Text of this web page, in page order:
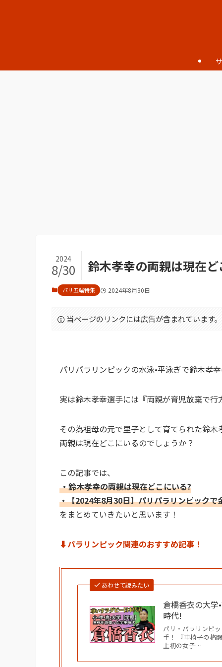
鈴木孝幸の両親は現在
2024
8/30
パリ五輪特集 2024年8月30日
当ページのリンクには広告が含まれています。
パリパラリンピックの水泳•平泳ぎで鈴木孝
実は鈴木孝幸選手には『両親が育児放棄で
その為祖母の元で里子として育てられた鈴木
両親は現在どこにいるのでしょうか？
この記事では、
・鈴木孝幸の両親は現在どこにいる?
・【2024年8月30日】パリパラリンピックで
をまとめていきたいと思います！
⬇︎パラリンピック関連のおすすめ記事！
あわせて読みたい
倉橋香衣の大学
時代!
パリ・パラリンピ
手！ 『車椅子の格
上初の女子…